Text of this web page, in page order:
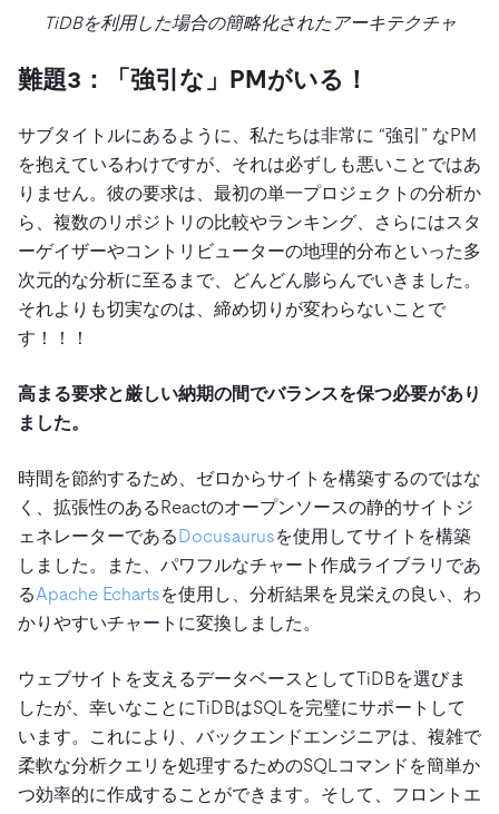
TiDBを利用した場合の簡略化されたアーキテクチャ
難題3：「強引な」PMがいる！
サブタイトルにあるように、私たちは非常に “強引” なPM
を抱えているわけですが、それは必ずしも悪いことではあ
りません。彼の要求は、最初の単一プロジェクトの分析か
ら、複数のリポジトリの比較やランキング、さらにはスタ
ーゲイザーやコントリビューターの地理的分布といった多
次元的な分析に至るまで、どんどん膨らんでいきました。
それよりも切実なのは、締め切りが変わらないことで
す！！！
高まる要求と厳しい納期の間でバランスを保つ必要があり
ました。
時間を節約するため、ゼロからサイトを構築するのではな
く、拡張性のあるReactのオープンソースの静的サイトジ
ェネレーターであるDocusaurusを使用してサイトを構築
しました。また、パワフルなチャート作成ライブラリであ
るApache Echartsを使用し、分析結果を見栄えの良い、わ
かりやすいチャートに変換しました。
ウェブサイトを支えるデータベースとしてTiDBを選びま
したが、幸いなことにTiDBはSQLを完璧にサポートして
います。これにより、バックエンドエンジニアは、複雑で
柔軟な分析クエリを処理するためのSQLコマンドを簡単か
つ効率的に作成することができます。そして、フロントエ